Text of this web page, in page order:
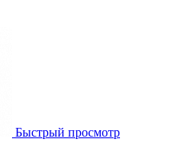
Быстрый просмотр